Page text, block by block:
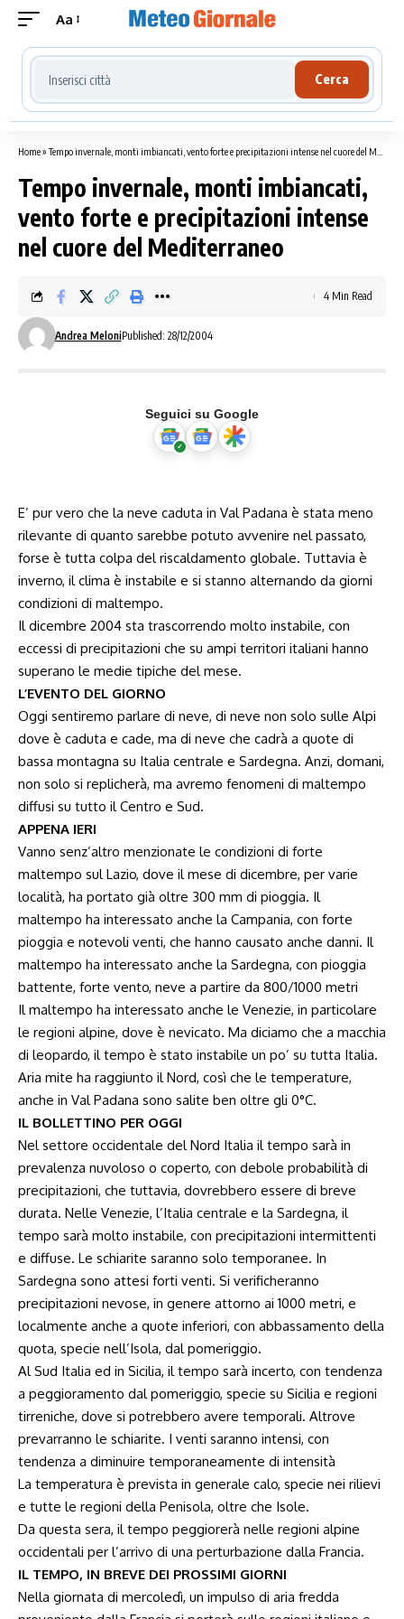
Aa
Cerca località meteo
Cerca
Home»Tempo invernale, monti imbiancati, vento forte e precipitazioni intense nel cuore del Mediterraneo
Tempo invernale, monti imbiancati,
vento forte e precipitazioni intense
nel cuore del Mediterraneo
Andrea MeloniPublished: 28/12/2004
4 Min Read
Seguici su Google
E’ pur vero che la neve caduta in Val Padana è stata meno
rilevante di quanto sarebbe potuto avvenire nel passato,
forse è tutta colpa del riscaldamento globale. Tuttavia è
inverno, il clima è instabile e si stanno alternando da giorni
condizioni di maltempo.
Il dicembre 2004 sta trascorrendo molto instabile, con
eccessi di precipitazioni che su ampi territori italiani hanno
superano le medie tipiche del mese.
L’EVENTO DEL GIORNO
Oggi sentiremo parlare di neve, di neve non solo sulle Alpi
dove è caduta e cade, ma di neve che cadrà a quote di
bassa montagna su Italia centrale e Sardegna. Anzi, domani,
non solo si replicherà, ma avremo fenomeni di maltempo
diffusi su tutto il Centro e Sud.
APPENA IERI
Vanno senz’altro menzionate le condizioni di forte
maltempo sul Lazio, dove il mese di dicembre, per varie
località, ha portato già oltre 300 mm di pioggia. Il
maltempo ha interessato anche la Campania, con forte
pioggia e notevoli venti, che hanno causato anche danni. Il
maltempo ha interessato anche la Sardegna, con pioggia
battente, forte vento, neve a partire da 800/1000 metri
Il maltempo ha interessato anche le Venezie, in particolare
le regioni alpine, dove è nevicato. Ma diciamo che a macchia
di leopardo, il tempo è stato instabile un po’ su tutta Italia.
Aria mite ha raggiunto il Nord, così che le temperature,
anche in Val Padana sono salite ben oltre gli 0°C.
IL BOLLETTINO PER OGGI
Nel settore occidentale del Nord Italia il tempo sarà in
prevalenza nuvoloso o coperto, con debole probabilità di
precipitazioni, che tuttavia, dovrebbero essere di breve
durata. Nelle Venezie, l’Italia centrale e la Sardegna, il
tempo sarà molto instabile, con precipitazioni intermittenti
e diffuse. Le schiarite saranno solo temporanee. In
Sardegna sono attesi forti venti. Si verificheranno
precipitazioni nevose, in genere attorno ai 1000 metri, e
localmente anche a quote inferiori, con abbassamento della
quota, specie nell’Isola, dal pomeriggio.
Al Sud Italia ed in Sicilia, il tempo sarà incerto, con tendenza
a peggioramento dal pomeriggio, specie su Sicilia e regioni
tirreniche, dove si potrebbero avere temporali. Altrove
prevarranno le schiarite. I venti saranno intensi, con
tendenza a diminuire temporaneamente di intensità
La temperatura è prevista in generale calo, specie nei rilievi
e tutte le regioni della Penisola, oltre che Isole.
Da questa sera, il tempo peggiorerà nelle regioni alpine
occidentali per l’arrivo di una perturbazione dalla Francia.
IL TEMPO, IN BREVE DEI PROSSIMI GIORNI
Nella giornata di mercoledì, un impulso di aria fredda